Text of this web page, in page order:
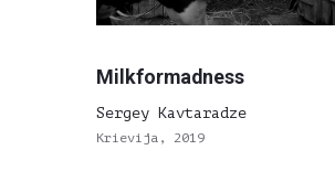
Milkformadness
Sergey Kavtaradze
Krievija, 2019